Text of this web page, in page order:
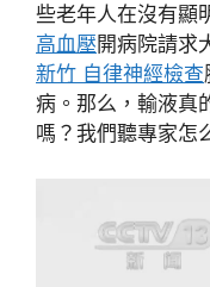
些老年人在沒有顯
高血壓開病院請求
新竹 自律神經檢查
病。那么，輸液真
嗎？我們聽專家怎